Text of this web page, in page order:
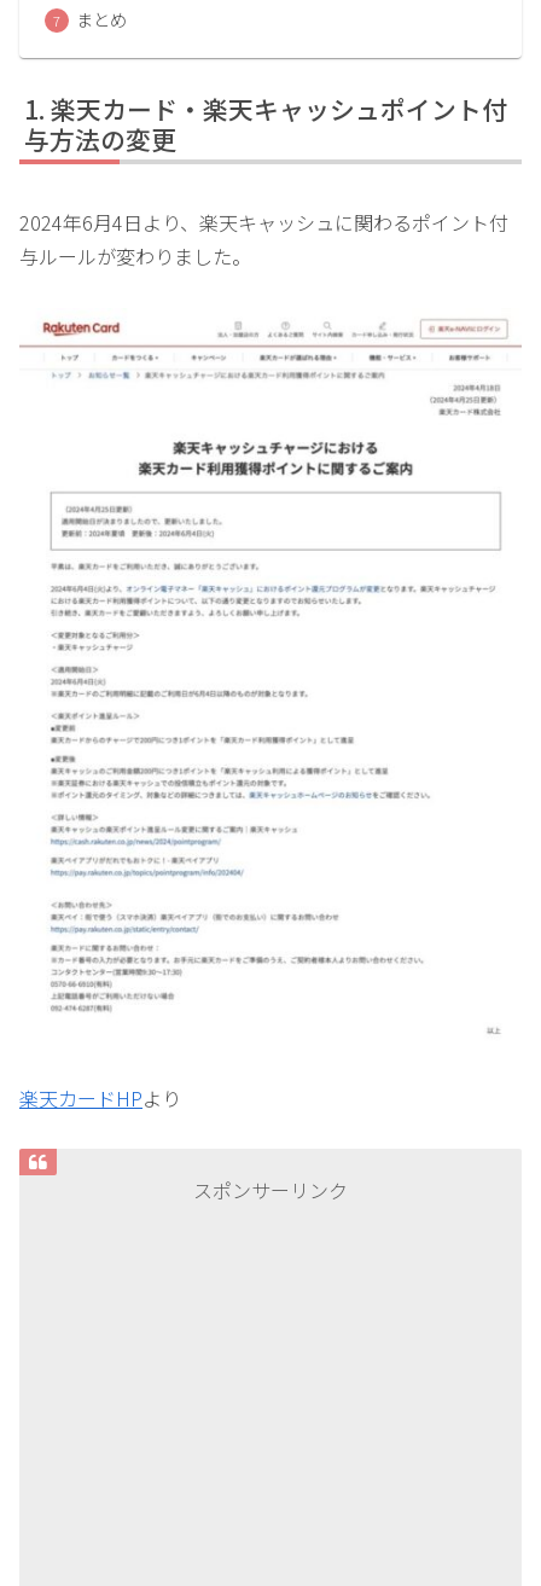
まとめ
楽天カード・楽天キャッシュポイント付
与方法の変更
2024年6月4日より、楽天キャッシュに関わるポイント付
与ルールが変わりました。
楽天カードHPより
スポンサーリンク